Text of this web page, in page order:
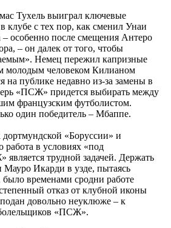
Тухель выиграл ключевые
клубе с тех пор, как сменил Унаи
особенно после смещения Антеро
– он далек от того, чтобы
Немец пережил капризные
молодым человеком Килианом
на публике недавно из-за замены в
«ПСЖ» придется выбирать между
французским футболистом.
один победитель – Мбаппе.
«Боруссии» и
работа в условиях «под
трудной задачей. Держать
Икарди в узде, пытаясь
было временами сродни работе
отказ от клубной иконы
довольно неуклюже – к
«ПСЖ».